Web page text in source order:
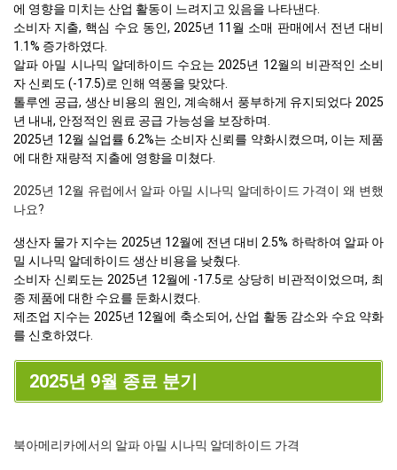
에 영향을 미치는 산업 활동이 느려지고 있음을 나타낸다.
소비자 지출, 핵심 수요 동인, 2025년 11월 소매 판매에서 전년 대비
1.1% 증가하였다.
알파 아밀 시나믹 알데하이드 수요는 2025년 12월의 비관적인 소비
자 신뢰도 (-17.5)로 인해 역풍을 맞았다.
톨루엔 공급, 생산 비용의 원인, 계속해서 풍부하게 유지되었다 2025
년 내내, 안정적인 원료 공급 가능성을 보장하며.
2025년 12월 실업률 6.2%는 소비자 신뢰를 약화시켰으며, 이는 제품
에 대한 재량적 지출에 영향을 미쳤다.
2025년 12월 유럽에서 알파 아밀 시나믹 알데하이드 가격이 왜 변했
나요?
생산자 물가 지수는 2025년 12월에 전년 대비 2.5% 하락하여 알파 아
밀 시나믹 알데하이드 생산 비용을 낮췄다.
소비자 신뢰도는 2025년 12월에 -17.5로 상당히 비관적이었으며, 최
종 제품에 대한 수요를 둔화시켰다.
제조업 지수는 2025년 12월에 축소되어, 산업 활동 감소와 수요 약화
를 신호하였다.
2025년 9월 종료 분기
북아메리카에서의 알파 아밀 시나믹 알데하이드 가격